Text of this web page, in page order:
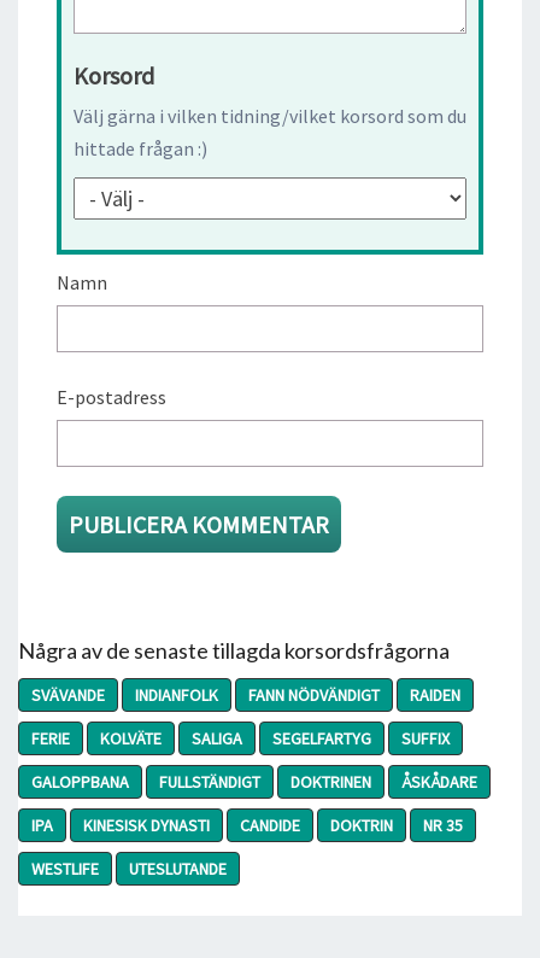
Korsord
Välj gärna i vilken tidning/vilket korsord som du
hittade frågan :)
Namn
E-postadress
Några av de senaste tillagda korsordsfrågorna
SVÄVANDE INDIANFOLK FANN NÖDVÄNDIGT
RAIDEN
FERIE
KOLVÄTE SALIGA SEGELFARTYG
SUFFIX
GALOPPBANA
FULLSTÄNDIGT DOKTRINEN
ÅSKÅDARE
IPA
KINESISK DYNASTI CANDIDE DOKTRIN
NR 35
WESTLIFE
UTESLUTANDE